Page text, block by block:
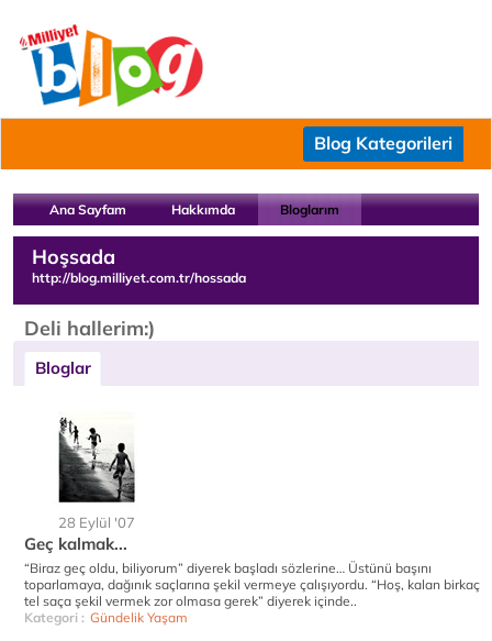
Blog Kategorileri
Ana Sayfam Hakkımda Bloglarım
Hoşsada
http://blog.milliyet.com.tr/hossada
Deli hallerim:)
Bloglar
28 Eylül '07
Geç kalmak...
“Biraz geç oldu, biliyorum” diyerek başladı sözlerine… Üstünü başını
toparlamaya, dağınık saçlarına şekil vermeye çalışıyordu. “Hoş, kalan birkaç
tel saça şekil vermek zor olmasa gerek” diyerek içinde..
Kategori : Gündelik Yaşam